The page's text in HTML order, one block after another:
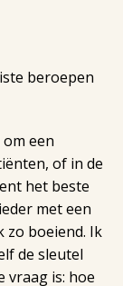
beroepen
een
of in de
het beste
met een
zo boeiend. Ik
de sleutel
vraag is: hoe